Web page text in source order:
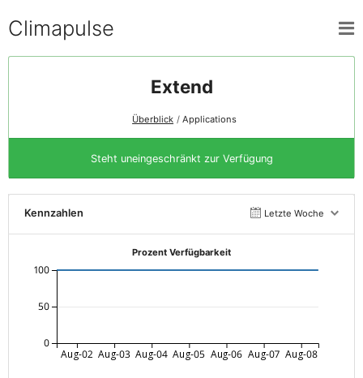
Climapulse
Extend
Überblick Applications
Steht uneingeschränkt zur Verfügung
Kennzahlen Letzte Woche
Prozent Verfügbarkeit
Aug-02 Aug-03 Aug-04 Aug-05 Aug-06 Aug-07 Aug-08
0
50
100